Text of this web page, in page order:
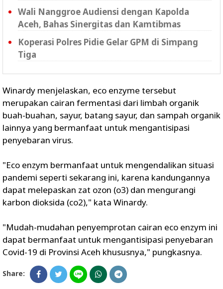
Wali Nanggroe Audiensi dengan Kapolda
Aceh, Bahas Sinergitas dan Kamtibmas
Koperasi Polres Pidie Gelar GPM di Simpang
Tiga
Winardy menjelaskan, eco enzyme tersebut
merupakan cairan fermentasi dari limbah organik
buah-buahan, sayur, batang sayur, dan sampah organik
lainnya yang bermanfaat untuk mengantisipasi
penyebaran virus.
"Eco enzym bermanfaat untuk mengendalikan situasi
pandemi seperti sekarang ini, karena kandungannya
dapat melepaskan zat ozon (o3) dan mengurangi
karbon dioksida (co2)," kata Winardy.
"Mudah-mudahan penyemprotan cairan eco enzym ini
dapat bermanfaat untuk mengantisipasi penyebaran
Covid-19 di Provinsi Aceh khususnya," pungkasnya.
Share: